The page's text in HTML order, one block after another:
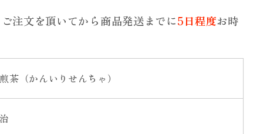
注文を頂いてから商品発送までに5日程度お時
茶（かんいりせんちゃ）